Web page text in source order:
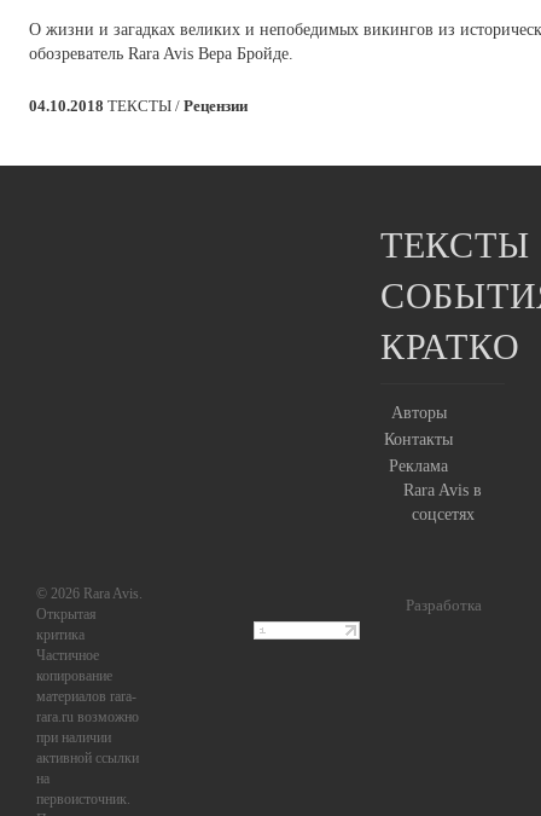
О жизни и загадках великих и непобедимых викингов из
обозреватель Rara Avis Вера Бройде.
04.10.2018 ТЕКСТЫ / Рецензии
ТЕКСТЫ
КРАТКО
Авторы
Контакты
Реклама
Rara Avis в
соцсетях
Разработка
© 2026 Rara Avis.
Открытая
критика
Частичное
копирование
материалов rara-
rara.ru возможно
при наличии
активной ссылки
на
первоисточник.